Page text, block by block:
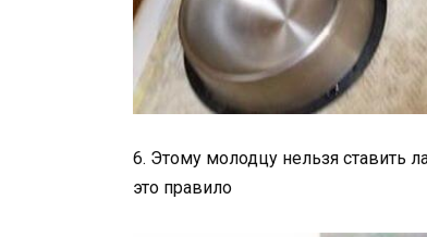
6. Этому молодцу нельзя ставить
это правило